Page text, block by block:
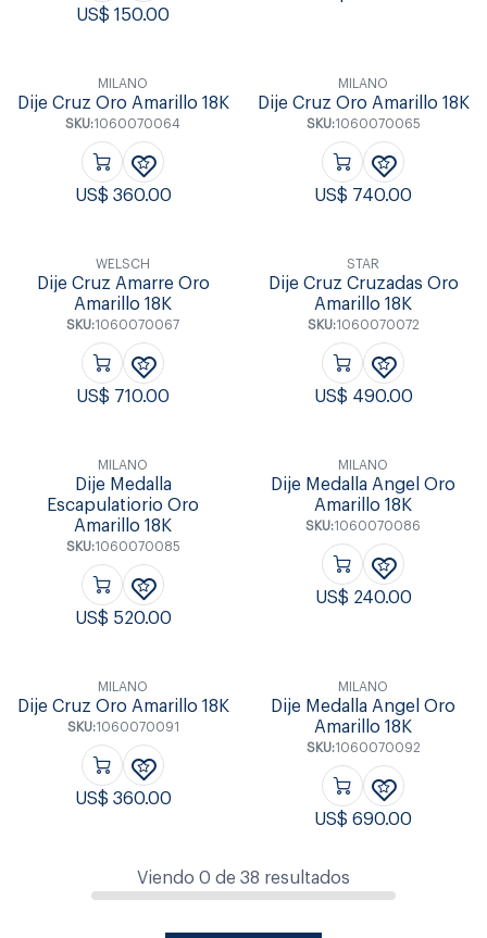
US$150.00
MILANO
Dije Cruz Oro Amarillo 18K
SKU:1060070064
US$ 360.00
MILANO
Dije Cruz Oro Amarillo 18K
SKU:1060070065
US$ 740.00
WELSCH
Dije Cruz Amarre Oro
Amarillo 18K
SKU:1060070067
US$ 710.00
STAR
Dije Cruz Cruzadas Oro
Amarillo 18K
SKU:1060070072
US$ 490.00
MILANO
Dije Medalla
Escapulatiorio Oro
Amarillo 18K
SKU:1060070085
US$ 520.00
MILANO
Dije Medalla Angel Oro
Amarillo 18K
SKU:1060070086
US$ 240.00
MILANO
Dije Cruz Oro Amarillo 18K
SKU:1060070091
US$ 360.00
MILANO
Dije Medalla Angel Oro
Amarillo 18K
SKU:1060070092
US$690.00
Viendo 0 de 38 resultados